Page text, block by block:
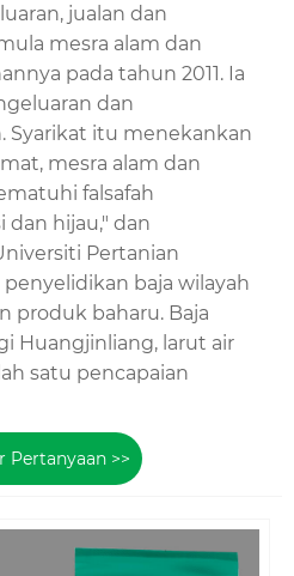
jualan dan
mesra alam dan
pada tahun 2011. Ia
dan
Syarikat itu menekankan
mesra alam dan
falsafah
dan hijau," dan
Pertanian
baja wilayah
produk baharu. Baja
Huangjinliang, larut air
satu pencapaian
Pertanyaan >>